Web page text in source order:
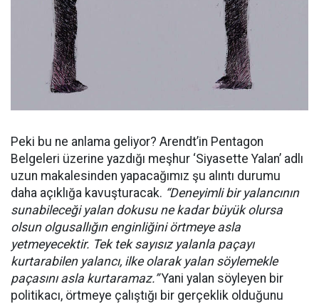
Peki bu ne anlama geliyor? Arendt’in Pentagon
Belgeleri üzerine yazdığı meşhur ‘Siyasette Yalan’ adlı
uzun makalesinden yapacağımız şu alıntı durumu
daha açıklığa kavuşturacak. “Deneyimli bir yalancının
sunabileceği yalan dokusu ne kadar büyük olursa
olsun olgusallığın enginliğini örtmeye asla
yetmeyecektir. Tek tek sayısız yalanla paçayı
kurtarabilen yalancı, ilke olarak yalan söylemekle
paçasını asla kurtaramaz.”Yani yalan söyleyen bir
politikacı, örtmeye çalıştığı bir gerçeklik olduğunu